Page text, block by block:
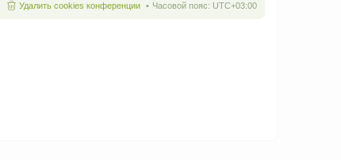
Часовой пояс: UTC+03:00
Удалить cookies конференции